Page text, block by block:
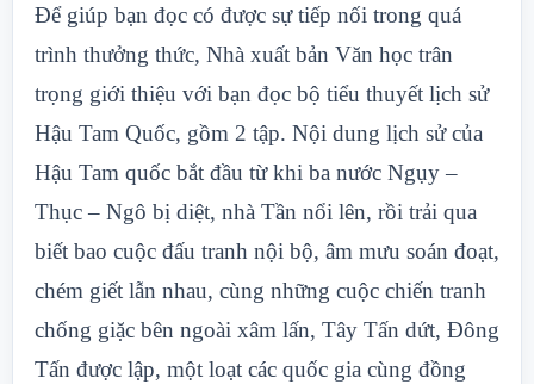
Để giúp bạn đọc có được sự tiếp nối trong quá
trình thưởng thức, Nhà xuất bản Văn học trân
trọng giới thiệu với bạn đọc bộ tiểu thuyết lịch sử
Hậu Tam Quốc, gồm 2 tập. Nội dung lịch sử của
Hậu Tam quốc bắt đầu từ khi ba nước Ngụy –
Thục – Ngô bị diệt, nhà Tần nổi lên, rồi trải qua
biết bao cuộc đấu tranh nội bộ, âm mưu soán đoạt,
chém giết lẫn nhau, cùng những cuộc chiến tranh
chống giặc bên ngoài xâm lấn, Tây Tấn dứt, Đông
Tấn được lập, một loạt các quốc gia cùng đồng